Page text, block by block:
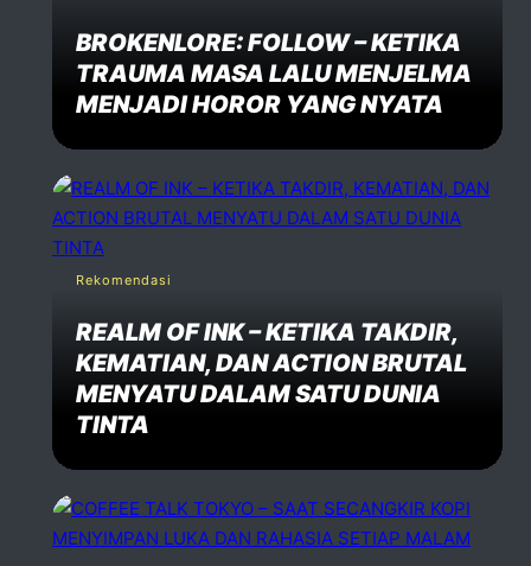
BROKENLORE: FOLLOW – KETIKA
TRAUMA MASA LALU MENJELMA
MENJADI HOROR YANG NYATA
Rekomendasi
REALM OF INK – KETIKA TAKDIR,
KEMATIAN, DAN ACTION BRUTAL
MENYATU DALAM SATU DUNIA
TINTA